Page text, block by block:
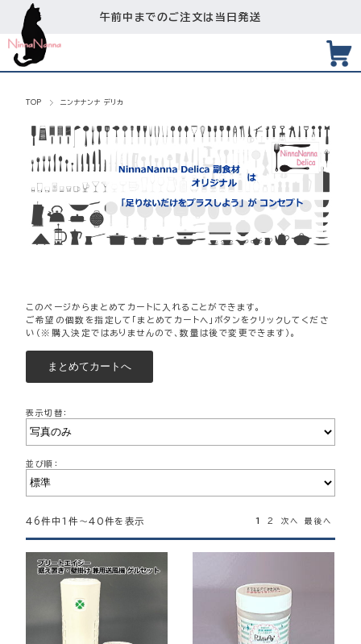
午前中までのご注文は当日発送
TOP ニンナナンナ デリカ
このページからまとめてカートに入れることができます。
ご希望の個数を指定して「まとめてカートへ」ボタンをクリックしてくださ
い（※購入決定ではありませんので、数量は後で変更できます）。
表示切替：
並び順：
46件中1件～40件を表示 1 2 次へ 最後へ